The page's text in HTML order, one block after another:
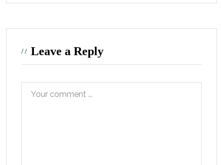
Leave a Reply